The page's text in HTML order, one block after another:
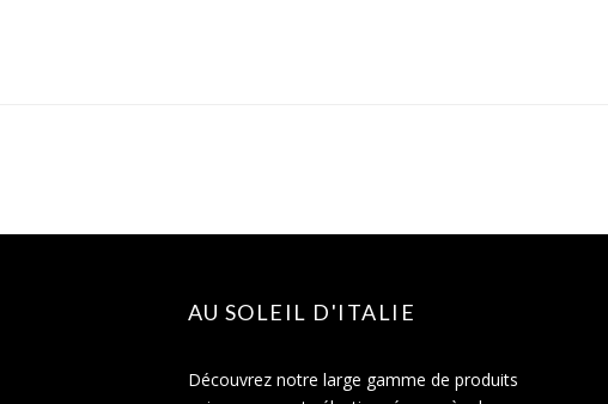
AU SOLEIL D'ITALIE
Découvrez notre large gamme de produits